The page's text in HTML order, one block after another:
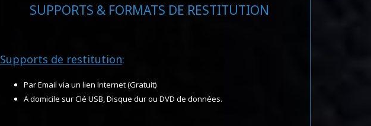
SUPPORTS & FORMATS DE RESTITUTION
Supports de restitution:
Par Email via un lien Internet (Gratuit)
A domicile sur Clé USB, Disque dur ou DVD de données.